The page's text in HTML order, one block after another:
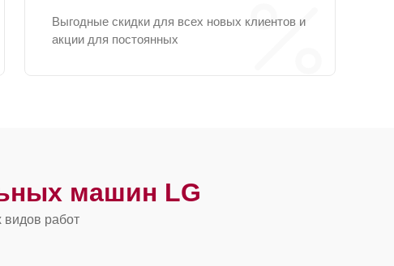
Выгодные скидки для всех новых клиентов и
акции для постоянных
машин LG
видов работ